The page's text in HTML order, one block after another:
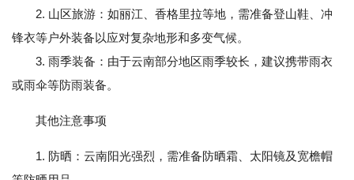
2. 山区旅游：如丽江、香格里拉等地，需准备登山鞋、冲
锋衣等户外装备以应对复杂地形和多变气候。
3. 雨季装备：由于云南部分地区雨季较长，建议携带雨衣
或雨伞等防雨装备。
其他注意事项
1. 防晒：云南阳光强烈，需准备防晒霜、太阳镜及宽檐帽